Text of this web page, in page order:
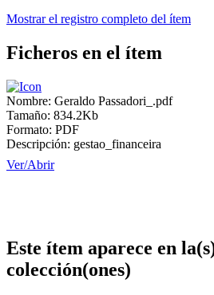
Mostrar el registro completo del ítem
Ficheros en el ítem
Nombre: Geraldo Passadori_.pdf
Tamaño: 834.2Kb
Formato: PDF
Descripción: gestao_financeira
Ver/Abrir
Este ítem aparece en
colección(ones)